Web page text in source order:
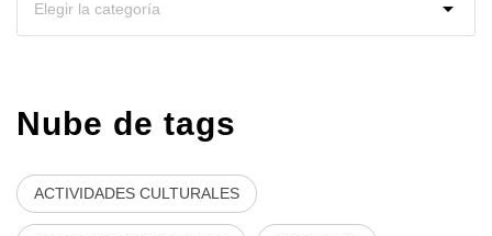
Nube de tags
ACTIVIDADES CULTURALES